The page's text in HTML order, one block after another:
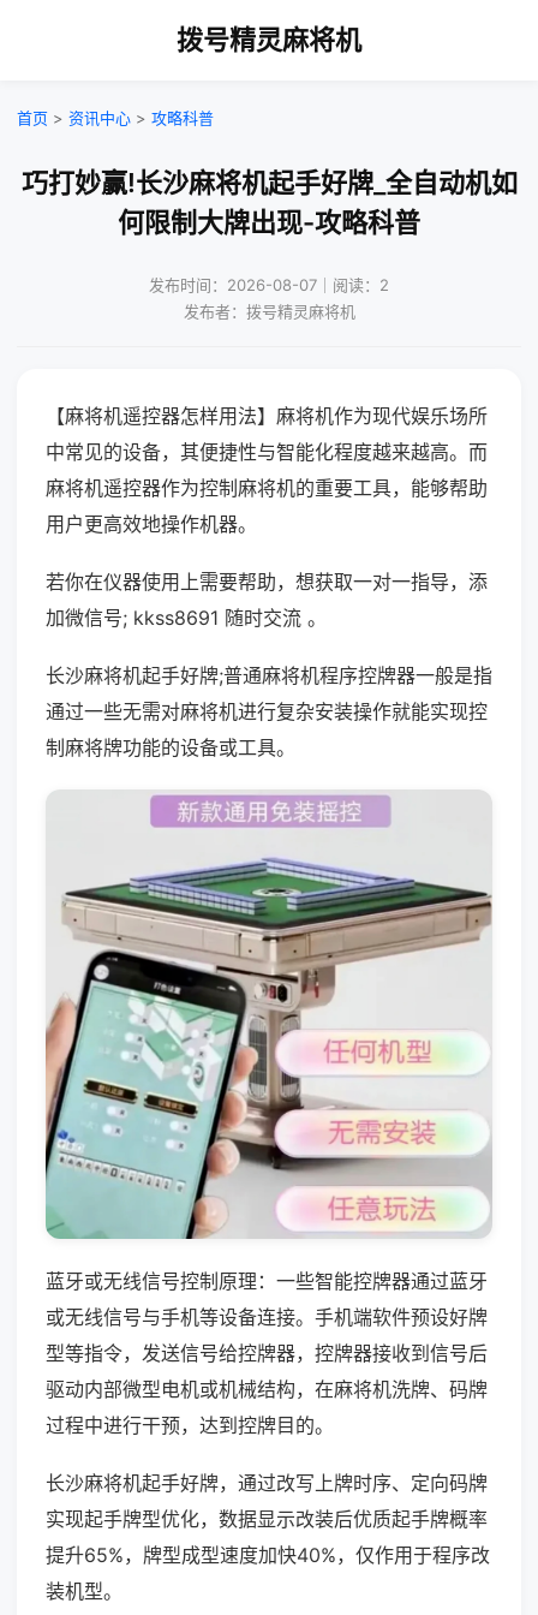
拨号精灵麻将机
首页 > 资讯中心 > 攻略科普
巧打妙赢!长沙麻将机起手好牌_全自动机如
何限制大牌出现-攻略科普
发布时间：2026-08-07｜阅读：2
发布者：拨号精灵麻将机
【麻将机遥控器怎样用法】麻将机作为现代娱乐场所
中常见的设备，其便捷性与智能化程度越来越高。而
麻将机遥控器作为控制麻将机的重要工具，能够帮助
用户更高效地操作机器。
若你在仪器使用上需要帮助，想获取一对一指导，添
加微信号; kkss8691 随时交流 。
长沙麻将机起手好牌;普通麻将机程序控牌器一般是指
通过一些无需对麻将机进行复杂安装操作就能实现控
制麻将牌功能的设备或工具。
蓝牙或无线信号控制原理：一些智能控牌器通过蓝牙
或无线信号与手机等设备连接。手机端软件预设好牌
型等指令，发送信号给控牌器，控牌器接收到信号后
驱动内部微型电机或机械结构，在麻将机洗牌、码牌
过程中进行干预，达到控牌目的。
长沙麻将机起手好牌，通过改写上牌时序、定向码牌
实现起手牌型优化，数据显示改装后优质起手牌概率
提升65%，牌型成型速度加快40%，仅作用于程序改
装机型。